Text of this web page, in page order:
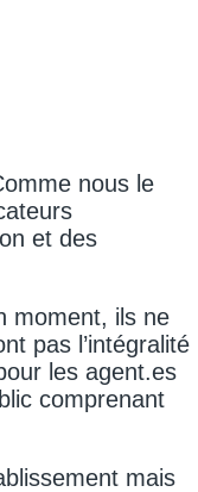
nous le
et des
moment, ils ne
pas l’intégralité
les agent.es
comprenant
mais